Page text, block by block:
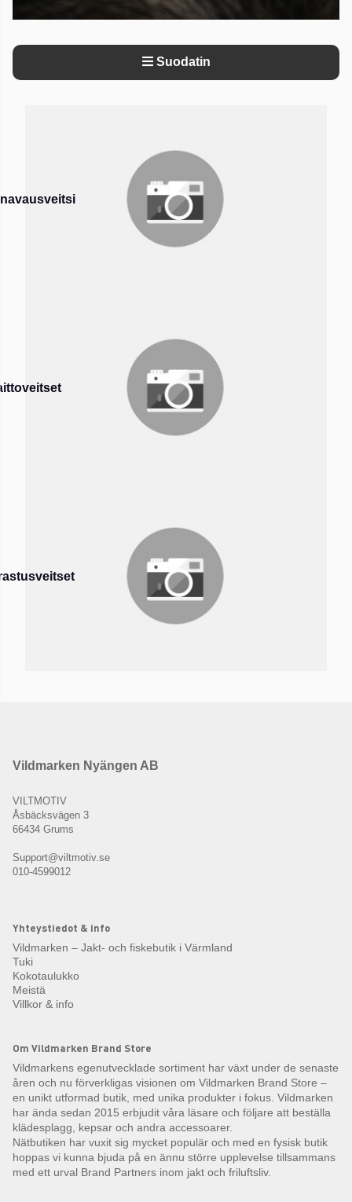
Suodatin
Vildmarken Nyängen AB
VILTMOTIV
Åsbäcksvägen 3
66434 Grums
Support@viltmotiv.se
010-4599012
Yhteystiedot & info
Vildmarken – Jakt- och fiskebutik i Värmland
Tuki
Kokotaulukko
Meistä
Villkor & info
Om Vildmarken Brand Store
Vildmarkens egenutvecklade sortiment har växt under de senaste
åren och nu förverkligas visionen om Vildmarken Brand Store –
en unikt utformad butik, med unika produkter i fokus. Vildmarken
har ända sedan 2015 erbjudit våra läsare och följare att beställa
klädesplagg, kepsar och andra accessoarer.
Nätbutiken har vuxit sig mycket populär och med en fysisk butik
hoppas vi kunna bjuda på en ännu större upplevelse tillsammans
med ett urval Brand Partners inom jakt och friluftsliv.